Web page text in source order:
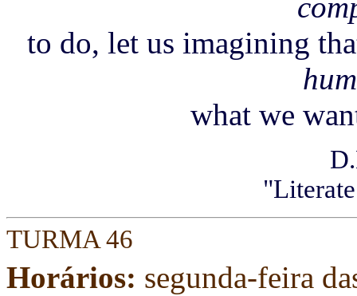
to do, let us imagining
what we
TURMA 46
Horários: segunda-feira